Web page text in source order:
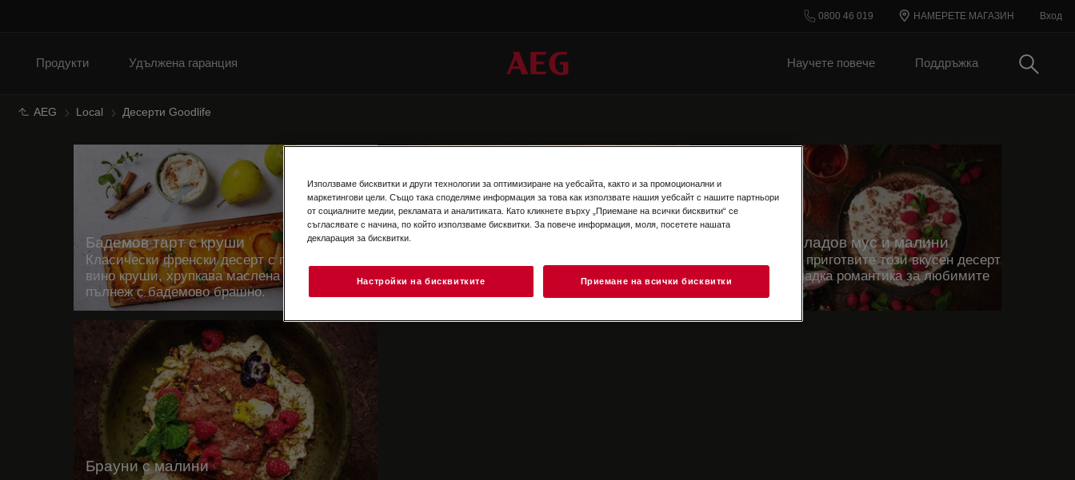
0800 46 019 НАМЕРЕТЕ МАГАЗИН Вход
Продукти Удължена гаранция Научете повече Поддръжка Търси
AEG Local Десерти Goodlife
Бадемов тарт с круши
Класически френски десерт с поширани във
вино круши, хрупкава маслена основа и
пълнеж с бадемово брашно.
Пудинг с крем англез
рецепта, с която да зарадвате цялото
Торта с шоколадов мус и малини
Научете как да приготвите този вкусен десерт
и поднесете сладка романтика за любимите
Брауни с малини
Използваме бисквитки и други технологии за оптимизиране на уебсайта, както и за промоционални и
маркетингови цели. Също така споделяме информация за това как използвате нашия уебсайт с нашите партньори
от социалните медии, рекламата и аналитиката. Като кликнете върху „Приемане на всички бисквитки“ се
съгласявате с начина, по който използваме бисквитки. За повече информация, моля, посетете нашата
декларация за бисквитки.
Настройки на бисквитките Приемане на всички бисквитки